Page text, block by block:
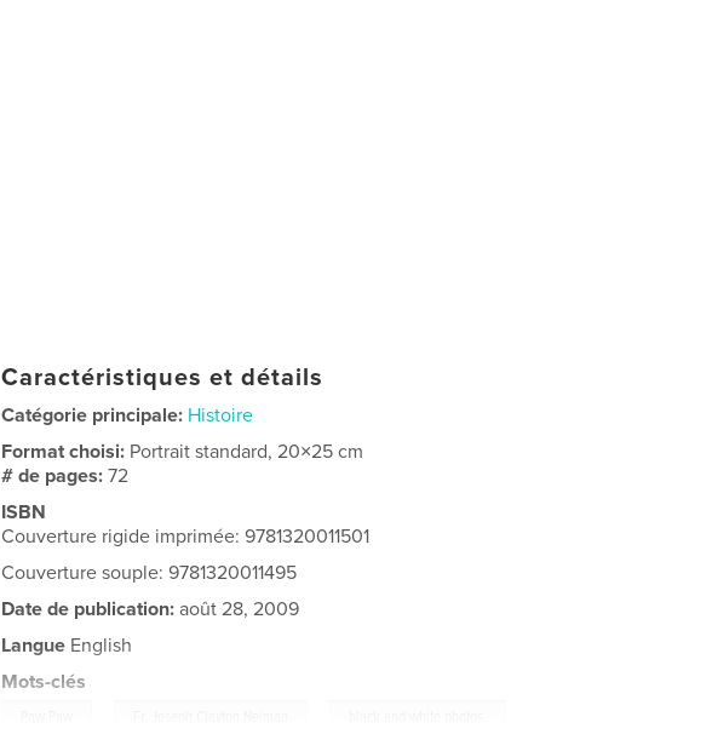
Caractéristiques et détails
Catégorie principale: Histoire
Format choisi: Portrait standard, 20×25 cm
# de pages:72
ISBN
Couverture rigide imprimée: 9781320011501
Couverture souple: 9781320011495
Date de publication: août 28, 2009
Langue English
Mots-clés